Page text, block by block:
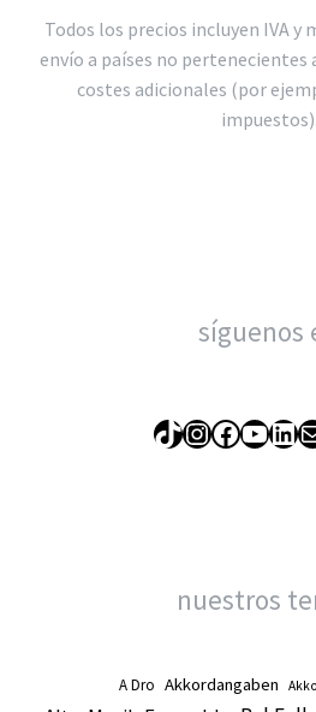
Todos los precios incluyen IVA y
envío a países no pertenecientes
costes adicionales (por
impuestos).
síguenos
TikTok
Instagram
nuestros
A Dro Akkordangaben